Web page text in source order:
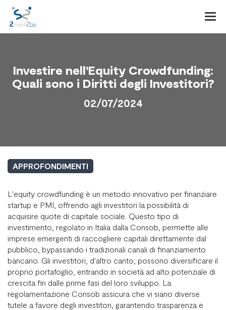
Investire nell'Equity Crowdfunding:
Quali sono i Diritti degli Investitori?
02/07/2024
APPROFONDIMENTI
L'equity crowdfunding è un metodo innovativo per finanziare
startup e PMI, offrendo agli investitori la possibilità di
acquisire quote di capitale sociale. Questo tipo di
investimento, regolato in Italia dalla Consob, permette alle
imprese emergenti di raccogliere capitali direttamente dal
pubblico, bypassando i tradizionali canali di finanziamento
bancario. Gli investitori, d'altro canto, possono diversificare il
proprio portafoglio, entrando in società ad alto potenziale di
crescita fin dalle prime fasi del loro sviluppo. La
regolamentazione Consob assicura che vi siano diverse
tutele a favore degli investitori, garantendo trasparenza e